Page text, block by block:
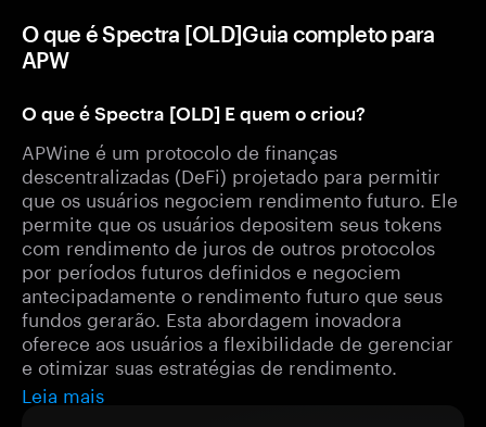
O que é Spectra [OLD]Guia completo para
APW
O que é Spectra [OLD] E quem o criou?
APWine é um protocolo de finanças
descentralizadas (DeFi) projetado para permitir
que os usuários negociem rendimento futuro. Ele
permite que os usuários depositem seus tokens
com rendimento de juros de outros protocolos
por períodos futuros definidos e negociem
antecipadamente o rendimento futuro que seus
fundos gerarão. Esta abordagem inovadora
oferece aos usuários a flexibilidade de gerenciar
e otimizar suas estratégias de rendimento.
Leia mais